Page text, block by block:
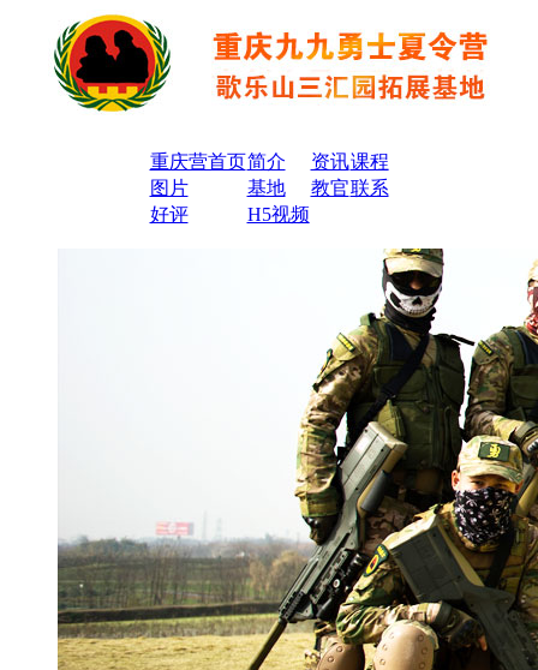
重庆营首页简介 资讯课程
图片
基地 教官联系
好评
H5视频